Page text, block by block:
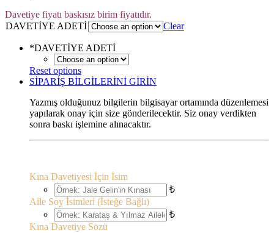
Davetiye fiyatı baskısız birim fiyatıdır.
DAVETİYE ADETİ
Clear
*DAVETİYE ADETİ
Reset options
SİPARİŞ BİLGİLERİNİ GİRİN
Yazmış olduğunuz bilgilerin bilgisayar ortamında düzenlemesi
yapılarak onay için size gönderilecektir. Siz onay verdikten
sonra baskı işlemine alınacaktır.
Kına Davetiyesi İçin İsim
₺
Aile Soy İsimleri (İsteğe Bağlı)
₺
Kına Davetiye Sözü